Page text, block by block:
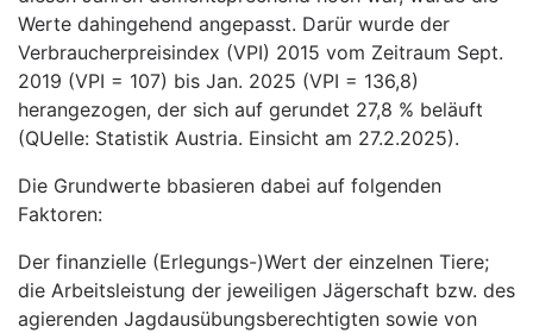
Werte dahingehend angepasst. Darür wurde der
Verbraucherpreisindex (VPI) 2015 vom Zeitraum Sept.
2019 (VPI = 107) bis Jan. 2025 (VPI = 136,8)
herangezogen, der sich auf gerundet 27,8 % beläuft
(QUelle: Statistik Austria. Einsicht am 27.2.2025).
Die Grundwerte bbasieren dabei auf folgenden
Faktoren:
Der finanzielle (Erlegungs-)Wert der einzelnen Tiere;
die Arbeitsleistung der jeweiligen Jägerschaft bzw. des
agierenden Jagdausübungsberechtigten sowie von